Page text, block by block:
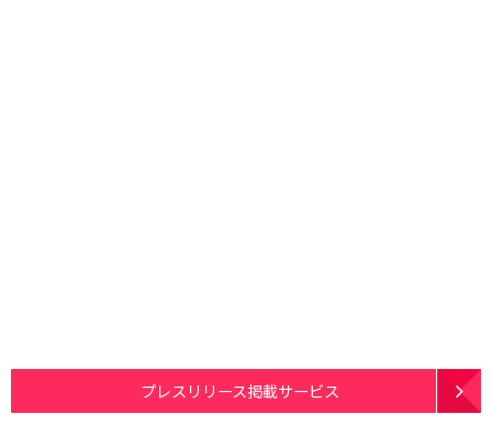
プレスリリース掲載サービス